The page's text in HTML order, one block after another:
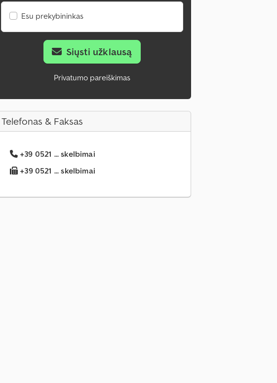
Esu prekybininkas
Siųsti užklausą
Privatumo pareiškimas
Telefonas & Faksas
+39 0521 ... skelbimai
+39 0521 ... skelbimai